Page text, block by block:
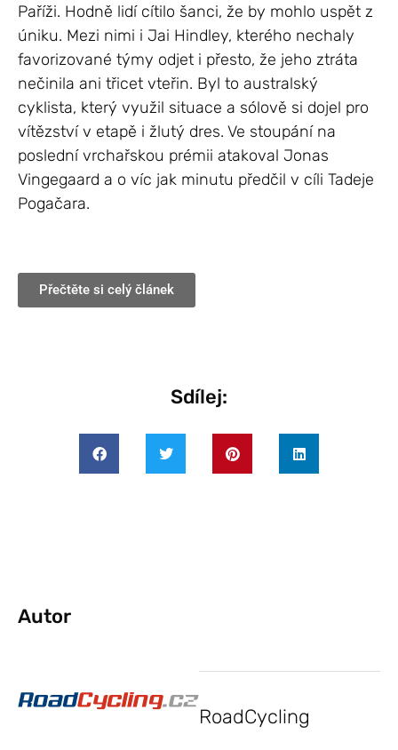
Paříži. Hodně lidí cítilo šanci, že by mohlo uspět z
úniku. Mezi nimi i Jai Hindley, kterého nechaly
favorizované týmy odjet i přesto, že jeho ztráta
nečinila ani třicet vteřin. Byl to australský
cyklista, který využil situace a sólově si dojel pro
vítězství v etapě i žlutý dres. Ve stoupání na
poslední vrchařskou prémii atakoval Jonas
Vingegaard a o víc jak minutu předčil v cíli Tadeje
Pogačara.
Přečtěte si celý článek
Sdílej:
Autor
RoadCycling